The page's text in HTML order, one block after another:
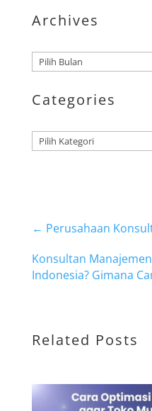
Archives
Arsip
Categories
Kategori
← Perusahaan
Konsultan
Indonesia? Gimana
Related Posts